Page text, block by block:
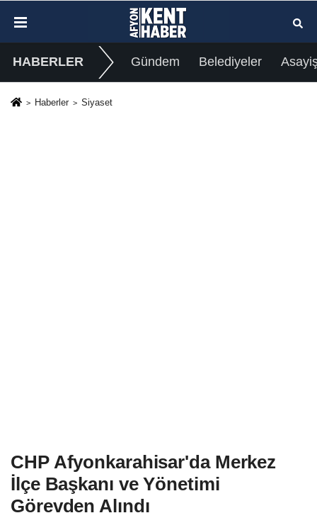
HABERLER Gündem Belediyeler
Haberler Siyaset
CHP Afyonkarahisar'da Merkez
İlçe Başkanı ve Yönetimi
Görevden Alındı